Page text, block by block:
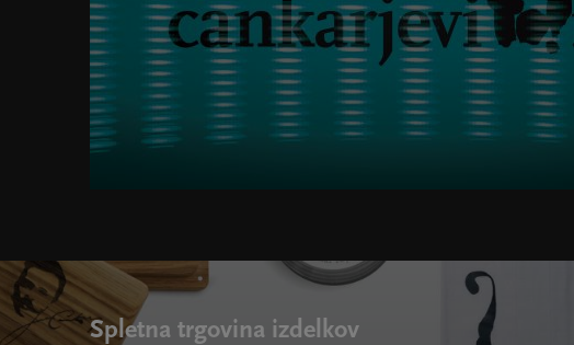
Spletna trgovina izdelkov